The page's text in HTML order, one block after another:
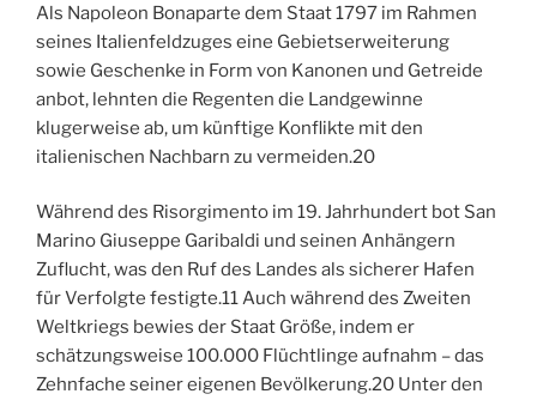
Als Napoleon Bonaparte dem Staat 1797 im Rahmen
seines Italienfeldzuges eine Gebietserweiterung
sowie Geschenke in Form von Kanonen und Getreide
anbot, lehnten die Regenten die Landgewinne
klugerweise ab, um künftige Konflikte mit den
italienischen Nachbarn zu vermeiden.20
Während des Risorgimento im 19. Jahrhundert bot San
Marino Giuseppe Garibaldi und seinen Anhängern
Zuflucht, was den Ruf des Landes als sicherer Hafen
für Verfolgte festigte.11Auch während des Zweiten
Weltkriegs bewies der Staat Größe, indem er
schätzungsweise 100.000 Flüchtlinge aufnahm – das
Zehnfache seiner eigenen Bevölkerung.20 Unter den